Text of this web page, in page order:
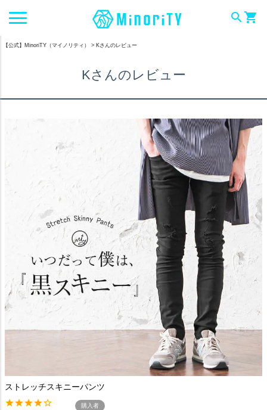
searchshopping_cart
【公式】MinoriTY（マイノリティ） Kさんのレビュー
Kさんのレビュー
ストレッチスキニーパンツ
購入者